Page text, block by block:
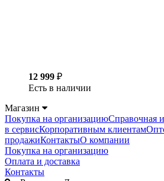
12 999 ₽
Есть в наличии
Магазин
Покупка на организациюСправочная
в сервисКорпоративным клиентам
продажиКонтактыО компании
Покупка на организацию
Оплата и доставка
Контакты